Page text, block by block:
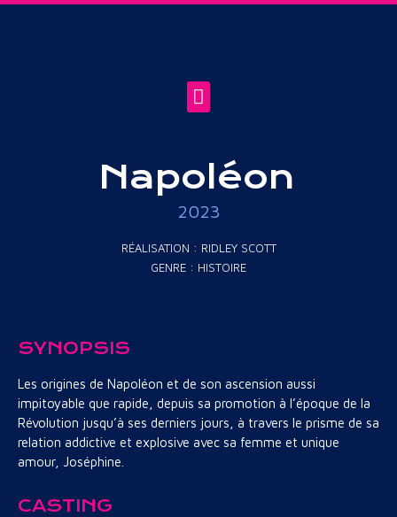
Napoléon
2023
RÉALISATION : RIDLEY SCOTT
GENRE : HISTOIRE
SYNOPSIS
Les origines de Napoléon et de son ascension aussi
impitoyable que rapide, depuis sa promotion à l’époque de la
Révolution jusqu’à ses derniers jours, à travers le prisme de sa
relation addictive et explosive avec sa femme et unique
amour, Joséphine.
CASTING